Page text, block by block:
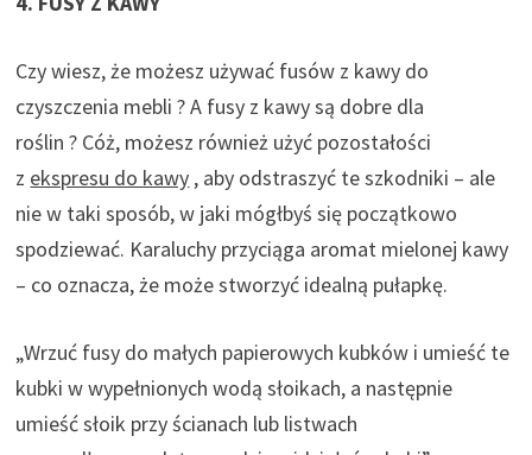
Czy wiesz, że możesz używać fusów z kawy do
czyszczenia mebli ? A fusy z kawy są dobre dla
roślin ? Cóż, możesz również użyć pozostałości
z ekspresu do kawy , aby odstraszyć te szkodniki – ale
nie w taki sposób, w jaki mógłbyś się początkowo
spodziewać. Karaluchy przyciąga aromat mielonej kawy
– co oznacza, że ​​może stworzyć idealną pułapkę.
„Wrzuć fusy do małych papierowych kubków i umieść te
kubki w wypełnionych wodą słoikach, a następnie
umieść słoik przy ścianach lub listwach